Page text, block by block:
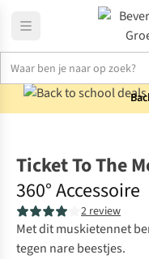
Ticket To The
360° Accessoire
2 review
Met dit muskietennet
tegen nare beestjes.